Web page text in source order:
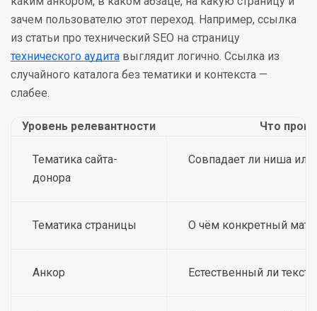
зачем пользователю этот переход. Например, ссылка
из статьи про технический SEO на страницу
технического аудита выглядит логично. Ссылка из
случайного каталога без тематики и контекста —
слабее.
Уровень релевантности Что
Тематика сайта-
донора
Совпадает ли ниша или
Тематика страницы О чём конкретный
Анкор Естественный ли текст